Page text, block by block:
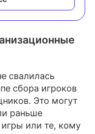
свалилась
сбора игроков
Это могут
раньше
или те, кому